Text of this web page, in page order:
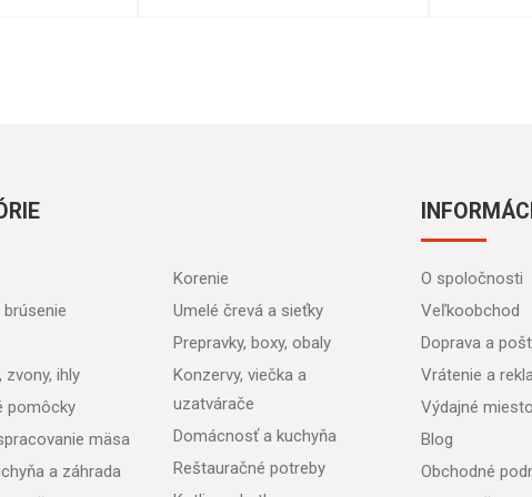
zvony, ihly
pomôcky
mäsa
a záhrada
Korenie
Umelé črevá a sieťky
Prepravky, boxy, obaly
Konzervy, viečka a
uzatvárače
Domácnosť a kuchyňa
Reštauračné potreby
O spoločnosti
Veľkoobchod
Doprava a
Vrátenie a
Výdajné miesto
Blog
Obchodné